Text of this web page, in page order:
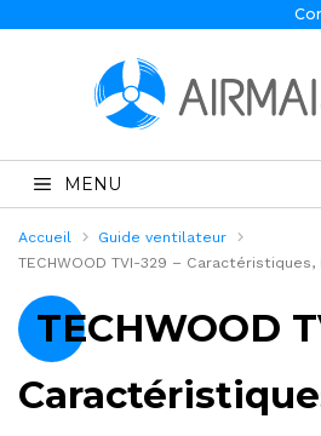
MENU
Accueil
Guide ventilateur
TECHWOOD TVI-329 –
TECHWOOD